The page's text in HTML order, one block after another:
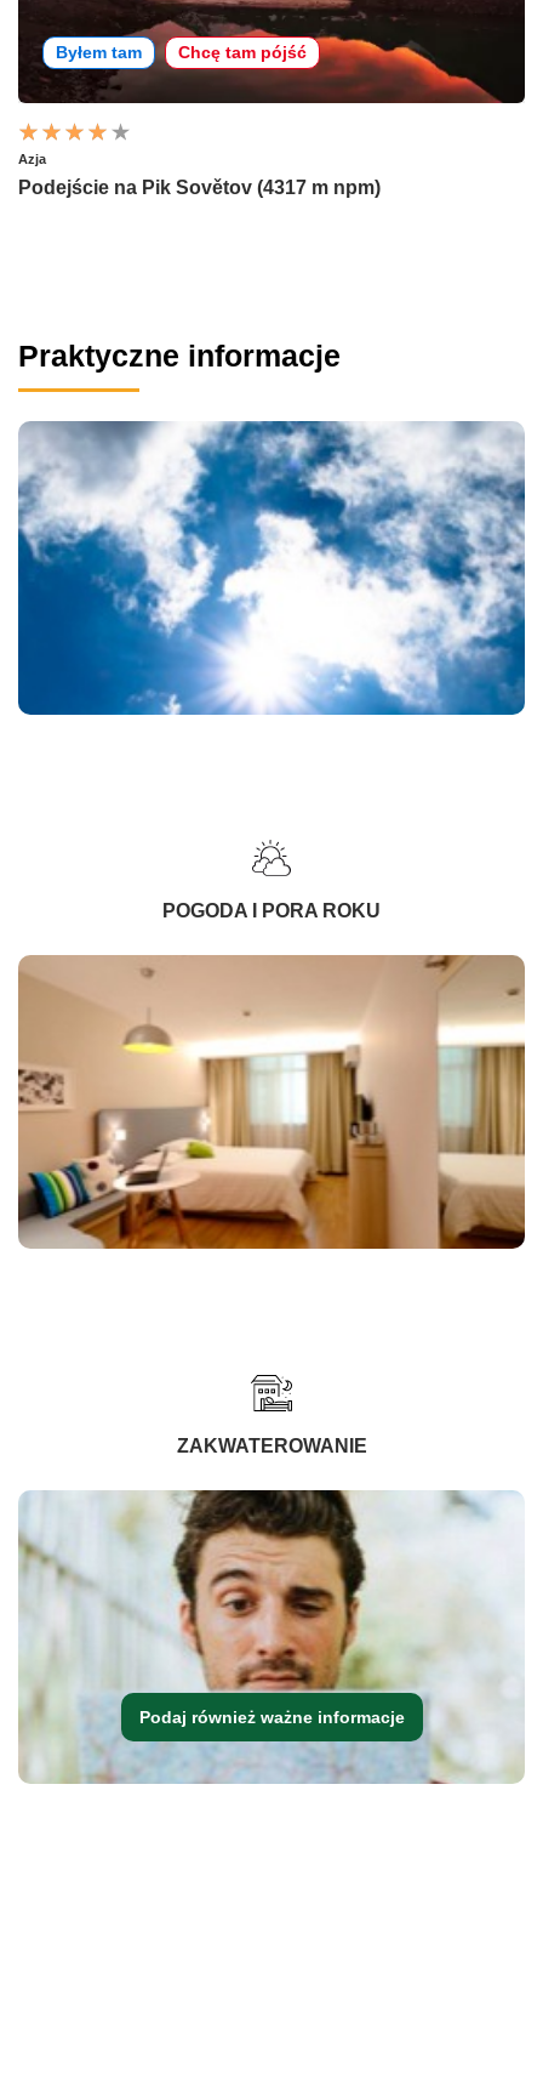
Byłem tam Chcę tam pójść
Azja
Podejście na Pik Sovětov (4317 m npm)
Praktyczne informacje
POGODA I PORA ROKU
ZAKWATEROWANIE
Podaj również ważne informacje